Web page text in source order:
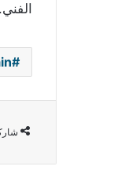
الفني‎.‎